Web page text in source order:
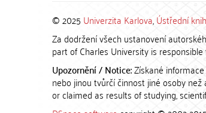
© 2025 Univerzita Karlova,Ústřední
Za dodržení všech ustanovení
part of Charles University is
Upozornění / Notice:Získané
nebo jinou tvůrčí činnost jiné osoby
or claimed as results of studying,